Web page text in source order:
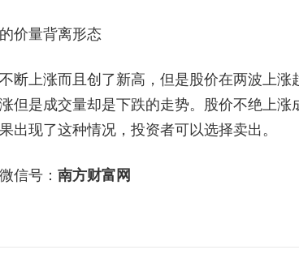
量背离形态
上涨而且创了新高，但是股价在两波上涨
但是成交量却是下跌的走势。股价不绝上
出现了这种情况，投资者可以选择卖出。
号： 南方财富网